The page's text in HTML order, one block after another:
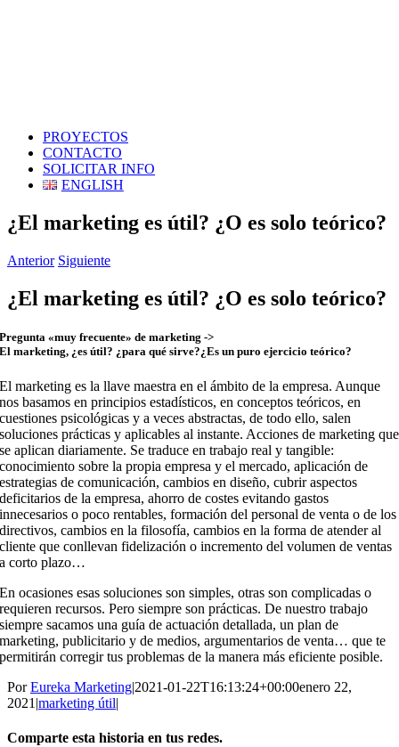
PROYECTOS
CONTACTO
SOLICITAR INFO
ENGLISH
¿El marketing es útil? ¿O es solo teórico?
Anterior Siguiente
¿El marketing es útil? ¿O es solo teórico?
Pregunta «muy frecuente» de marketing ->
El marketing, ¿es útil? ¿para qué sirve?¿Es un puro ejercicio teórico?
El marketing es la llave maestra en el ámbito de la empresa. Aunque
nos basamos en principios estadísticos, en conceptos teóricos, en
cuestiones psicológicas y a veces abstractas, de todo ello, salen
soluciones prácticas y aplicables al instante. Acciones de marketing que
se aplican diariamente. Se traduce en trabajo real y tangible:
conocimiento sobre la propia empresa y el mercado, aplicación de
estrategias de comunicación, cambios en diseño, cubrir aspectos
deficitarios de la empresa, ahorro de costes evitando gastos
innecesarios o poco rentables, formación del personal de venta o de los
directivos, cambios en la filosofía, cambios en la forma de atender al
cliente que conllevan fidelización o incremento del volumen de ventas
a corto plazo…
En ocasiones esas soluciones son simples, otras son complicadas o
requieren recursos. Pero siempre son prácticas. De nuestro trabajo
siempre sacamos una guía de actuación detallada, un plan de
marketing, publicitario y de medios, argumentarios de venta… que te
permitirán corregir tus problemas de la manera más eficiente posible.
PorEureka Marketing|2021-01-22T16:13:24+00:00enero 22,
2021 |marketing útil|
Comparte esta historia en tus redes.